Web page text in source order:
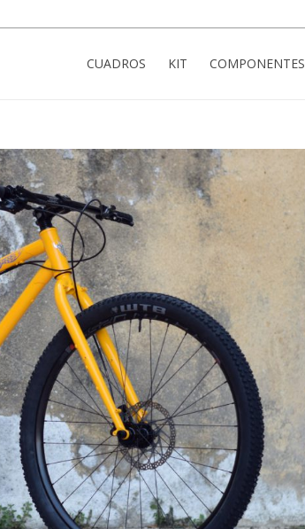
CUADROS KIT COMPONENTES